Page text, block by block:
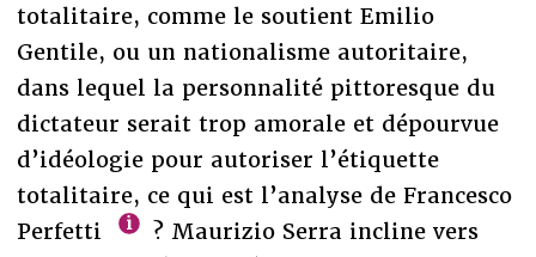
totalitaire, comme le soutient Emilio
Gentile, ou un nationalisme autoritaire,
dans lequel la personnalité pittoresque du
dictateur serait trop amorale et dépourvue
d’idéologie pour autoriser l’étiquette
totalitaire, ce qui est l’analyse de Francesco
Perfetti
? Maurizio Serra incline vers